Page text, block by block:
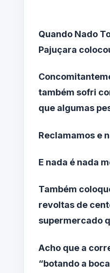
Quando Nado
Pajuçara
também sofri
que algumas
Reclamamos e
E nada é nada
Também
revoltas de
supermercado
Acho que a
“botando a